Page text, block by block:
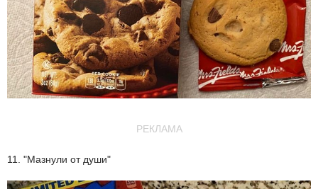
РЕКЛАМА
11. "Мазнули от души"